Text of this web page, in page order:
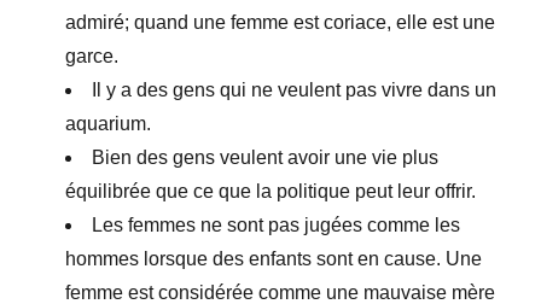
admiré; quand une femme est coriace, elle est une
garce.
Il y a des gens qui ne veulent pas vivre dans un
aquarium.
Bien des gens veulent avoir une vie plus
équilibrée que ce que la politique peut leur offrir.
Les femmes ne sont pas jugées comme les
hommes lorsque des enfants sont en cause. Une
femme est considérée comme une mauvaise mère